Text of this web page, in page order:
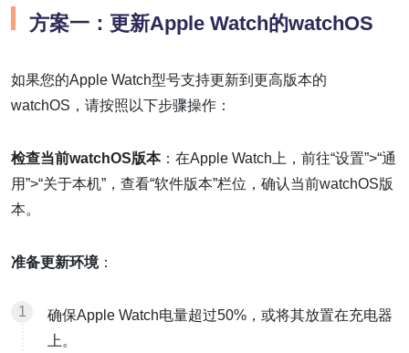
方案一：更新Apple Watch的watchOS
如果您的Apple Watch型号支持更新到更高版本的
watchOS，请按照以下步骤操作：
检查当前watchOS版本：在Apple Watch上，前往“设置”>“通
用”>“关于本机”，查看“软件版本”栏位，确认当前watchOS版
本。
准备更新环境：
确保Apple Watch电量超过50%，或将其放置在充电器
上。